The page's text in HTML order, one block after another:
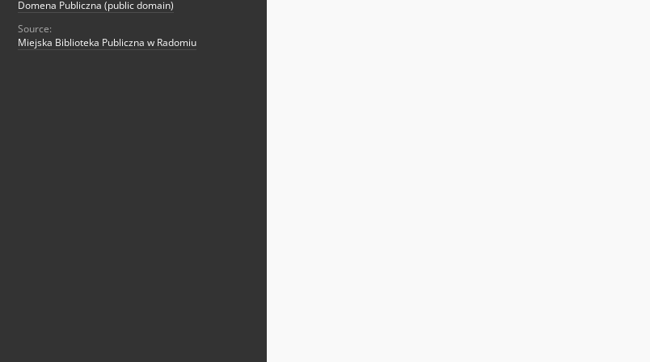
Domena Publiczna (public domain)
Source:
Miejska Biblioteka Publiczna w Radomiu